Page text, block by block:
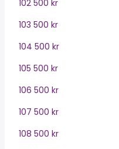
102 500 kr
103 500 kr
104 500 kr
105 500 kr
106 500 kr
107 500 kr
108 500 kr